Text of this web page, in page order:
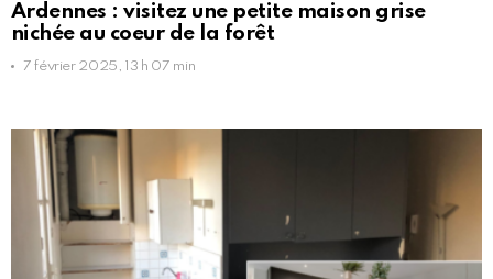
Ardennes : visitez une petite maison grise
nichée au coeur de la forêt
7 février 2025, 13 h 07 min